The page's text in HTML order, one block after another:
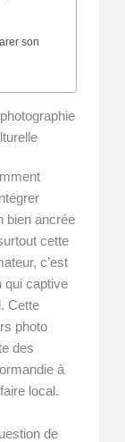
son
bien ancrée
cette
c’est
qui captive
Cette
photo
des
à
local.
de